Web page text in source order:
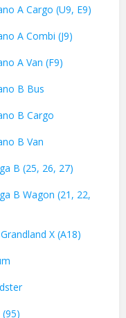
A Cargo (U9, E9)
A Combi (J9)
A Van (F9)
B Bus
B Cargo
B Van
B (25, 26, 27)
B Wagon (21, 22,
X (A18)